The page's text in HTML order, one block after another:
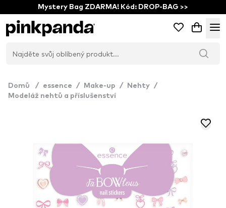
Mystery Bag ZDARMA! Kód: DROP-BAG >>
Domů / essence / Make-up / Nehty /
Modeláž nehtů a příslušenství